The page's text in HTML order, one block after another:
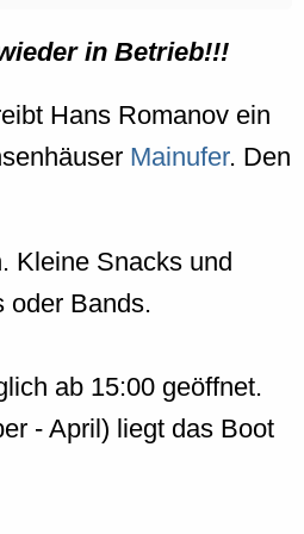
in Betrieb!!!
Hans Romanov ein
Mainufer. Den
Kleine Snacks und
oder Bands.
ab 15:00 geöffnet.
- April) liegt das Boot